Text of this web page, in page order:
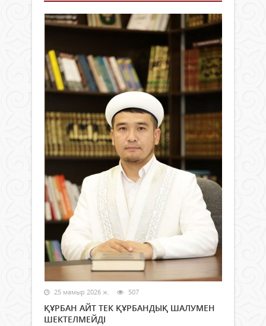
25 мамыр 2026 ж. 507
ҚҰРБАН АЙТ ТЕК ҚҰРБАНДЫҚ ШАЛУМЕН
ШЕКТЕЛМЕЙДІ